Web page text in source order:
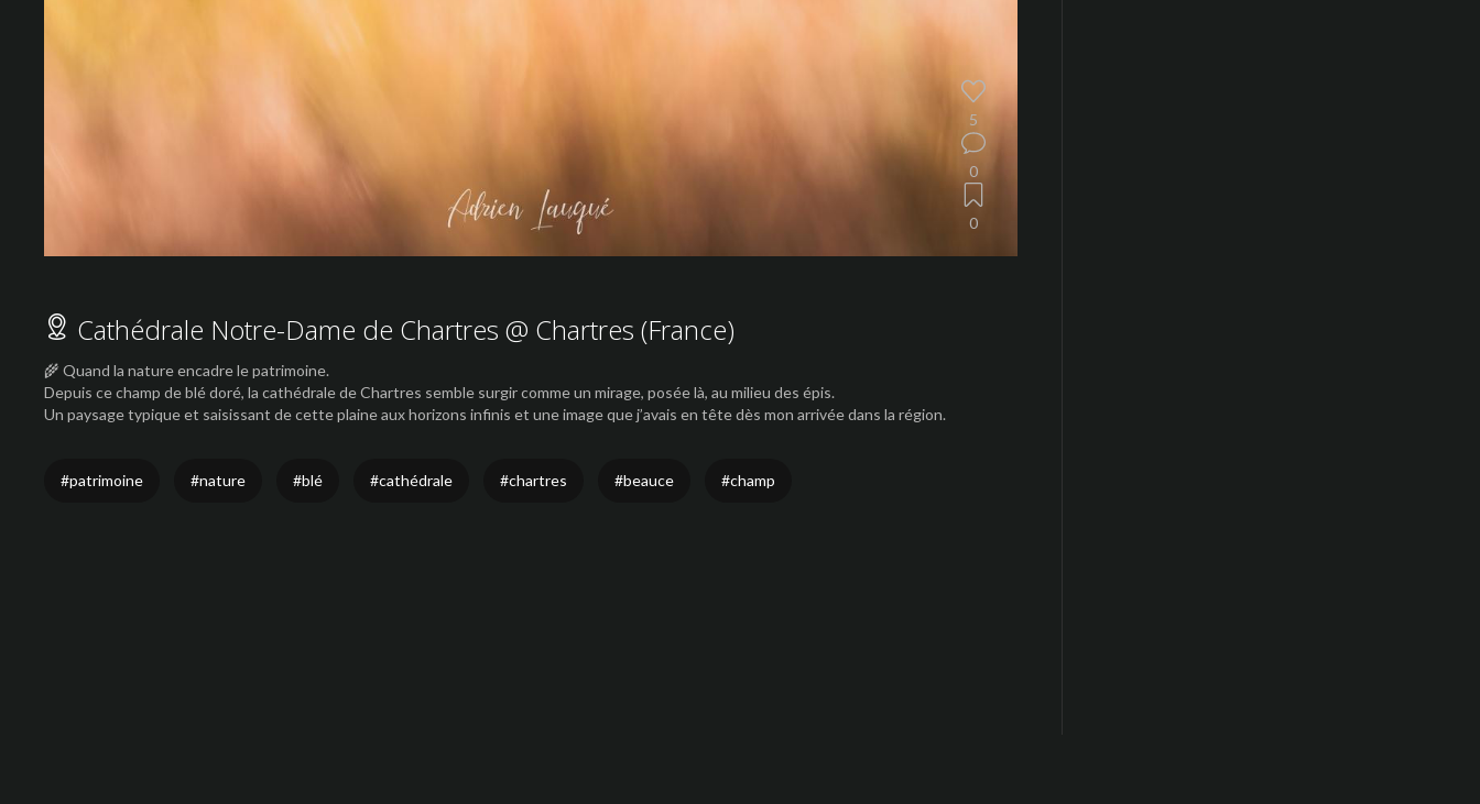
5
0
0
Cathédrale Notre-Dame de Chartres @ Chartres (France)
🌾 Quand la nature encadre le patrimoine.
Depuis ce champ de blé doré, la cathédrale de Chartres semble surgir comme un mirage, posée là, au milieu des épis.
Un paysage typique et saisissant de cette plaine aux horizons infinis et une image que j’avais en tête dès mon arrivée dans la région.
#patrimoine #nature #blé #cathédrale #chartres #beauce #champ